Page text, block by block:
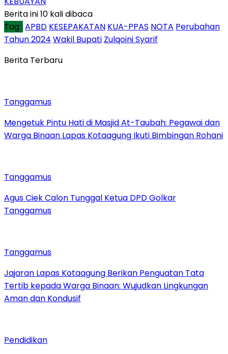
Berita ini 10 kali dibaca
Tag : APBD KESEPAKATAN KUA-PPAS NOTA Perubahan
Tahun 2024 Wakil Bupati Zulqoini Syarif
Berita Terbaru
Tanggamus
Mengetuk Pintu Hati di Masjid At-Taubah: Pegawai dan
Warga Binaan Lapas Kotaagung Ikuti Bimbingan Rohani
Tanggamus
Agus Ciek Calon Tunggal Ketua DPD Golkar
Tanggamus
Tanggamus
Jajaran Lapas Kotaagung Berikan Penguatan Tata
Tertib kepada Warga Binaan: Wujudkan Lingkungan
Aman dan Kondusif
Pendidikan